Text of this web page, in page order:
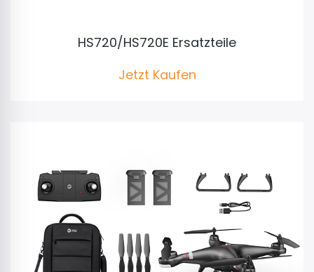
HS720/HS720E Ersatzteile
Jetzt Kaufen